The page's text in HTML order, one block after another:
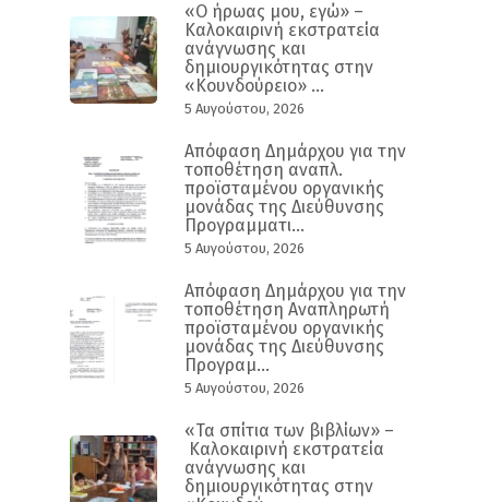
«Ο ήρωας μου, εγώ» –
Καλοκαιρινή εκστρατεία
ανάγνωσης και
δημιουργικότητας στην
«Κουνδούρειο» ...
5 Αυγούστου, 2026
Απόφαση Δημάρχου για την
τοποθέτηση αναπλ.
προϊσταμένου οργανικής
μονάδας της Διεύθυνσης
Προγραμματι...
5 Αυγούστου, 2026
Απόφαση Δημάρχου για την
τοποθέτηση Αναπληρωτή
προϊσταμένου οργανικής
μονάδας της Διεύθυνσης
Προγραμ...
5 Αυγούστου, 2026
«Τα σπίτια των βιβλίων» –
Καλοκαιρινή εκστρατεία
ανάγνωσης και
δημιουργικότητας στην